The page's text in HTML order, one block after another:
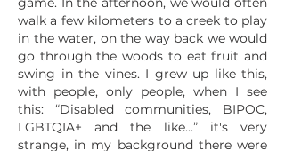
walk a few kilometers to a creek to play
in the water, on the way back we would
go through the woods to eat fruit and
swing in the vines. I grew up like this,
with people, only people, when I see
this: “Disabled communities, BIPOC,
LGBTQIA+ and the like...” it's very
strange, in my background there were